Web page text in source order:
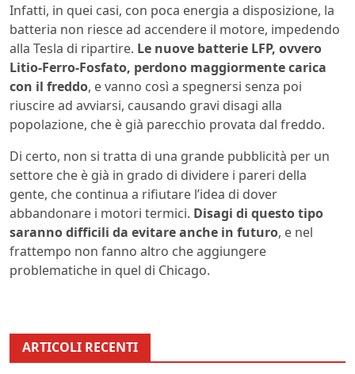
Infatti, in quei casi, con poca energia a disposizione, la
batteria non riesce ad accendere il motore, impedendo
alla Tesla di ripartire. Le nuove batterie LFP, ovvero
Litio-Ferro-Fosfato, perdono maggiormente carica
con il freddo, e vanno così a spegnersi senza poi
riuscire ad avviarsi, causando gravi disagi alla
popolazione, che è già parecchio provata dal freddo.
Di certo, non si tratta di una grande pubblicità per un
settore che è già in grado di dividere i pareri della
gente, che continua a rifiutare l’idea di dover
abbandonare i motori termici. Disagi di questo tipo
saranno difficili da evitare anche in futuro, e nel
frattempo non fanno altro che aggiungere
problematiche in quel di Chicago.
ARTICOLI RECENTI